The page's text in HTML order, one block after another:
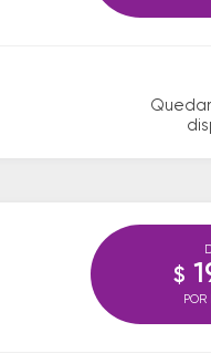
$
POR